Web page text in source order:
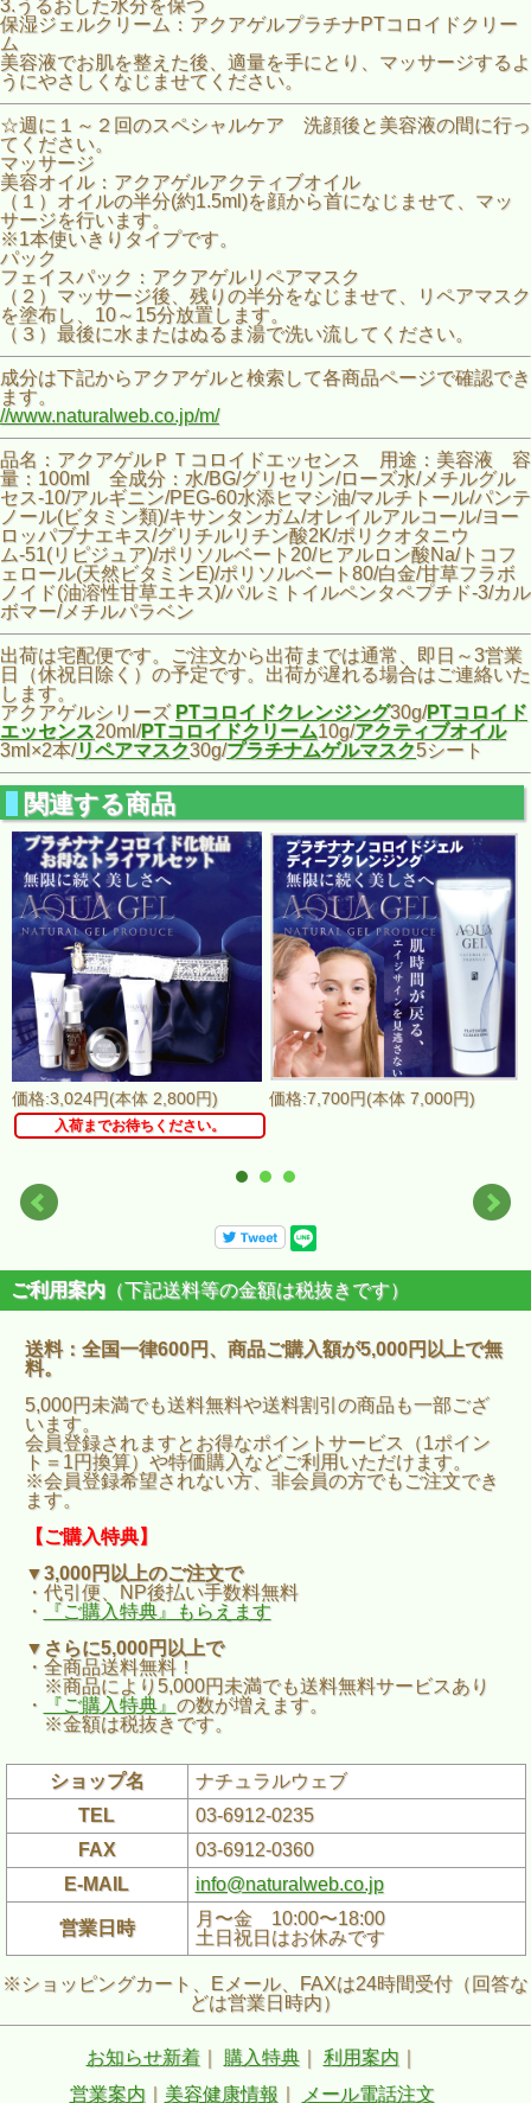
3.うるおした水分を保つ
保湿ジェルクリーム：アクアゲルプラチナPTコロイドクリー
ム
美容液でお肌を整えた後、適量を手にとり、マッサージするよ
うにやさしくなじませてください。
☆週に１～２回のスペシャルケア 洗顔後と美容液の間に行っ
てください。
マッサージ
美容オイル：アクアゲルアクティブオイル
（１）オイルの半分(約1.5ml)を顔から首になじませて、マッ
サージを行います。
※1本使いきりタイプです。
パック
フェイスパック：アクアゲルリペアマスク
（２）マッサージ後、残りの半分をなじませて、リペアマスク
を塗布し、10～15分放置します。
（３）最後に水またはぬるま湯で洗い流してください。
成分は下記からアクアゲルと検索して各商品ページで確認でき
ます。
//www.naturalweb.co.jp/m/
品名：アクアゲルＰＴコロイドエッセンス 用途：美容液 容
量：100ml 全成分：水/BG/グリセリン/ローズ水/メチルグル
セス-10/アルギニン/PEG-60水添ヒマシ油/マルチトール/パンテ
ノール(ビタミン類)/キサンタンガム/オレイルアルコール/ヨー
ロッパブナエキス/グリチルリチン酸2K/ポリクオタニウ
ム-51(リピジュア)/ポリソルベート20/ヒアルロン酸Na/トコフ
ェロール(天然ビタミンE)/ポリソルベート80/白金/甘草フラボ
ノイド(油溶性甘草エキス)/パルミトイルペンタペプチド-3/カル
ボマー/メチルパラベン
出荷は宅配便です。ご注文から出荷までは通常、即日～3営業
日（休祝日除く）の予定です。出荷が遅れる場合はご連絡いた
します。
アクアゲルシリーズ PTコロイドクレンジング30g/PTコロイド
エッセンス20ml/PTコロイドクリーム10g/アクティブオイル
3ml×2本/リペアマスク30g/プラチナムゲルマスク5シート
関連する商品
価格:3,024円(本体 2,800円)
入荷までお待ちください。
価格:7,700円(本体 7,000円)
ご利用案内 （下記送料等の金額は税抜きです）
送料：全国一律600円、商品ご購入額が5,000円以上で無
料。
5,000円未満でも送料無料や送料割引の商品も一部ござ
います。
会員登録されますとお得なポイントサービス（1ポイン
ト＝1円換算）や特価購入などご利用いただけます。
※会員登録希望されない方、非会員の方でもご注文でき
ます。
【ご購入特典】
▼3,000円以上のご注文で
・代引便、NP後払い手数料無料
・
『ご購入特典』もらえます
▼さらに5,000円以上で
・全商品送料無料！
※商品により5,000円未満でも送料無料サービスあり
・
『ご購入特典』 の数が増えます。
※金額は税抜きです。
ショップ名
ナチュラルウェブ
TEL
03-6912-0235
FAX
03-6912-0360
E-MAIL
info@naturalweb.co.jp
営業日時
月〜金 10:00〜18:00
土日祝日はお休みです
※ショッピングカート、Eメール、FAXは24時間受付（回答な
どは営業日時内）
お知らせ新着｜ 購入特典｜ 利用案内
営業案内
美容健康情報 メール電話注文